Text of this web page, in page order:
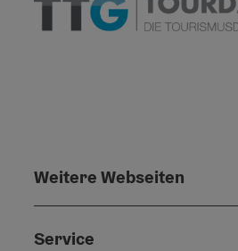
Weitere Webseiten
Service